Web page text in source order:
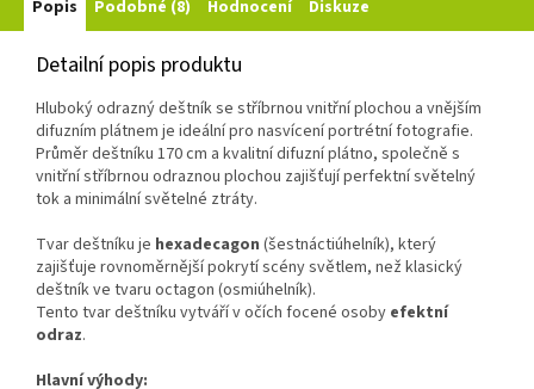
Popis Podobné (8) Hodnocení Diskuze
Detailní popis produktu
Hluboký odrazný deštník se stříbrnou vnitřní plochou a vnějším
difuzním plátnem je ideální pro nasvícení portrétní fotografie.
Průměr deštníku 170 cm a kvalitní difuzní plátno, společně s
vnitřní stříbrnou odraznou plochou zajišťují perfektní světelný
tok a minimální světelné ztráty.
Tvar deštníku je hexadecagon (šestnáctiúhelník), který
zajišťuje rovnoměrnější pokrytí scény světlem, než klasický
deštník ve tvaru octagon (osmiúhelník).
Tento tvar deštníku vytváří v očích focené osoby efektní
odraz.
Hlavní výhody: